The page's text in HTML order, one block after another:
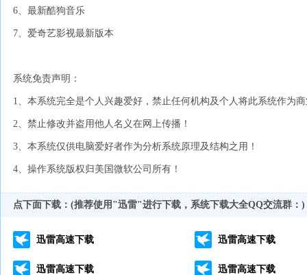
6、最新酷狗音乐
7、爱奇艺影视最新版本
系统免责声明：
1、本系统完全是个人兴趣爱好，禁止任何机构及个人将此系统作为
2、禁止修改并盗用他人名义在网上传播！
3、本系统仅供电脑爱好者作为分析系统原理及结构之用！
4、操作系统版权归美国微软公司所有！
点下面下载：(推荐使用"迅雷"进行下载，系统下载大全QQ交流群： )
迅雷高速下载 迅雷高速下载
迅雷高速下载 迅雷高速下载